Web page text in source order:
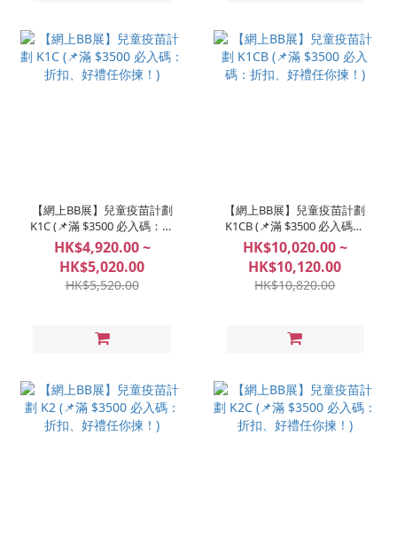
【網上BB展】兒童疫苗計劃
K1C (📌滿 $3500 必入碼：折
扣、好禮任你揀！)
HK$4,920.00 ~
HK$5,020.00
HK$5,520.00
【網上BB展】兒童疫苗計劃
K1CB (📌滿 $3500 必入碼：
折扣、好禮任你揀！)
HK$10,020.00 ~
HK$10,120.00
HK$10,820.00